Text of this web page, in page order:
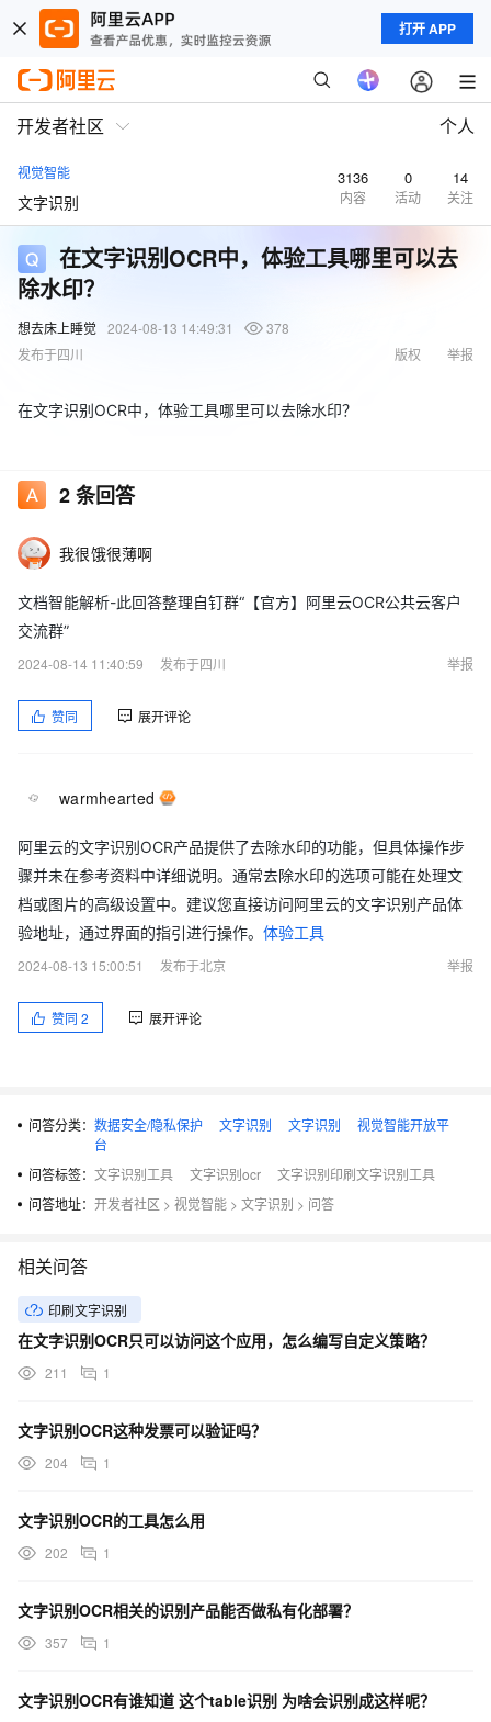
打开 APP
开发者社区 个人
视觉智能
文字识别
3136
内容
0
活动
14
关注
在文字识别OCR中，体验工具哪里可以去
除水印？
想去床上睡觉 2024-08-13 14:49:31
378
发布于四川
举报
版权
在文字识别OCR中，体验工具哪里可以去除水印？
2条回答
我很饿很薄啊
文档智能解析-此回答整理自钉群“【官方】阿里云OCR公共云客户
交流群”
2024-08-14 11:40:59
发布于四川 举报
赞同 展开评论
warmhearted
阿里云的文字识别OCR产品提供了去除水印的功能，但具体操作步
骤并未在参考资料中详细说明。通常去除水印的选项可能在处理文
档或图片的高级设置中。建议您直接访问阿里云的文字识别产品体
验地址，通过界面的指引进行操作。 体验工具
2024-08-13 15:00:51
发布于北京 举报
赞同 2 展开评论
问答分类： 数据安全/隐私保护 文字识别 文字识别
视觉智能开放平
台
问答标签： 文字识别工具 文字识别ocr
文字识别印刷文字识别工具
问答地址： 开发者社区 > 视觉智能 > 文字识别 > 问答
相关问答
印刷文字识别
在文字识别OCR只可以访问这个应用，怎么编写自定义策略？
211 1
文字识别OCR这种发票可以验证吗？
204 1
文字识别OCR的工具怎么用
202 1
文字识别OCR相关的识别产品能否做私有化部署？
357 1
文字识别OCR有谁知道 这个table识别 为啥会识别成这样呢？